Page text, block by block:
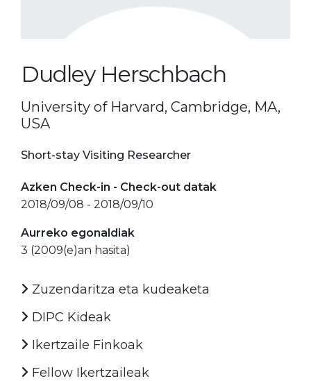
Dudley Herschbach
University of Harvard, Cambridge, MA,
USA
Short-stay Visiting Researcher
Azken Check-in - Check-out datak
2018/09/08 - 2018/09/10
Aurreko egonaldiak
3 (2009(e)an hasita)
Zuzendaritza eta kudeaketa
DIPC Kideak
Ikertzaile Finkoak
Fellow Ikertzaileak